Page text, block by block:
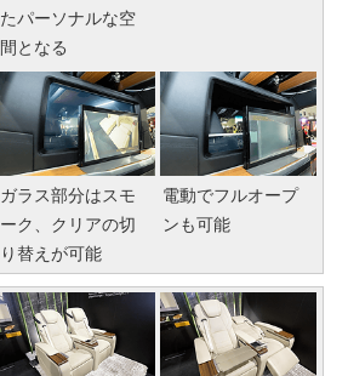
たパーソナルな空
間となる
ガラス部分はスモ
ーク、クリアの切
り替えが可能
電動でフルオープ
ンも可能